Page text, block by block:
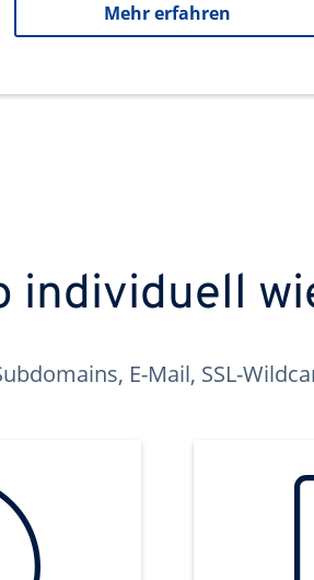
Mehr erfahren
individuell
E-Mail, SSL-